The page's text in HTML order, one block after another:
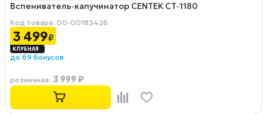
Вспениватель‑капучинатор CENTEK CT‑1180
Код товара: 00-00183426
3 499₽
до 69 бонусов
розничная: 3 999 ₽